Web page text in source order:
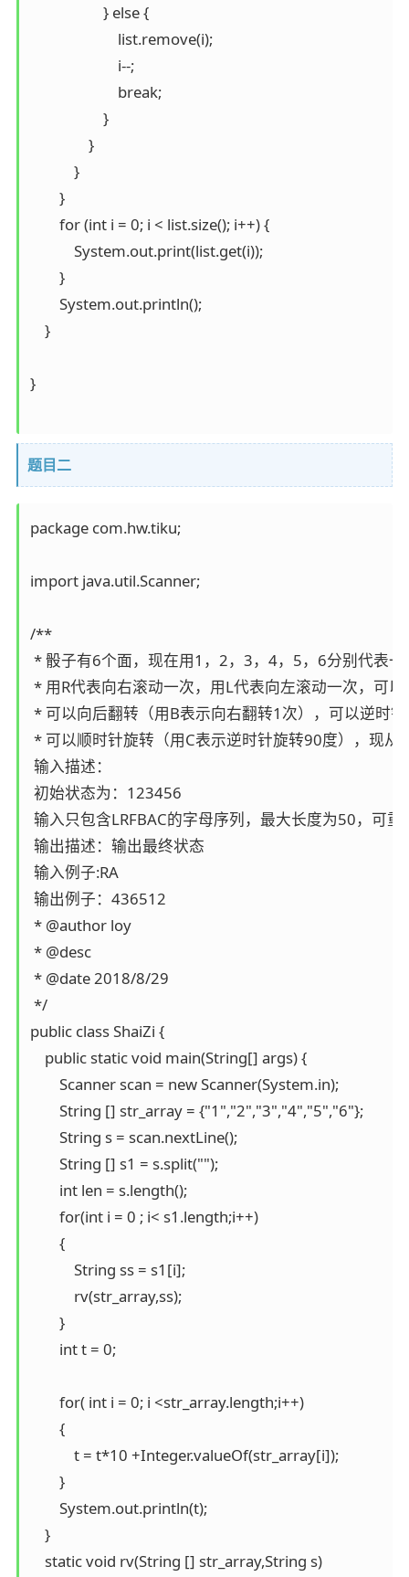
                    } else {
                        list.remove(i);
                        i--;
                        break;
                    }
                }
            }
        }
        for (int i = 0; i < list.size(); i++) {
            System.out.print(list.get(i));
        }
        System.out.println();
    }
}
题目二
package com.hw.tiku;
import java.util.Scanner;
/**
* 骰子有6个面，现在用1，2，3，4，5，6分别代表
* 用R代表向右滚动一次，用L代表向左滚动一次，可
* 可以向后翻转（用B表示向右翻转1次），可以逆时
* 可以顺时针旋转（用C表示逆时针旋转90度），现
输入描述：
初始状态为：123456
输入只包含LRFBAC的字母序列，最大长度为50，可重
输出描述：输出最终状态
输入例子:RA
输出例子：436512
* @author loy
* @desc
* @date 2018/8/29
*/
public class ShaiZi {
    public static void main(String[] args) {
        Scanner scan = new Scanner(System.in);
        String [] str_array = {"1","2","3","4","5","6"};
        String s = scan.nextLine();
        String [] s1 = s.split("");
        int len = s.length();
        for(int i = 0 ; i< s1.length;i++)
        {
            String ss = s1[i];
            rv(str_array,ss);
        }
        int t = 0;
        for( int i = 0; i <str_array.length;i++)
        {
            t = t*10 +Integer.valueOf(str_array[i]);
        }
        System.out.println(t);
    }
    static void rv(String [] str_array,String s)